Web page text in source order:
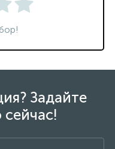
Задайте